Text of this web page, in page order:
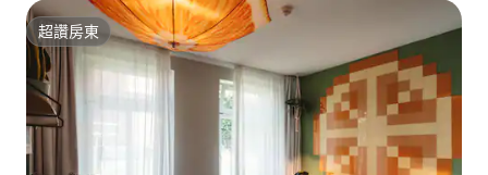
超讚房東
超讚房東